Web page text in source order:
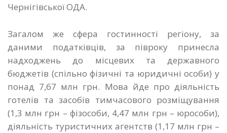
Чернігівської ОДА.
Загалом же сфера гостинності регіону, за
даними податківців, за півроку принесла
надходжень до місцевих та державного
бюджетів (спільно фізичні та юридичні особи) у
понад 7,67 млн грн. Мова йде про діяльність
готелів та засобів тимчасового розміщування
(1,3 млн грн – фізособи, 4,47 млн грн – юрособи),
діяльність туристичних агентств (1,17 млн грн –